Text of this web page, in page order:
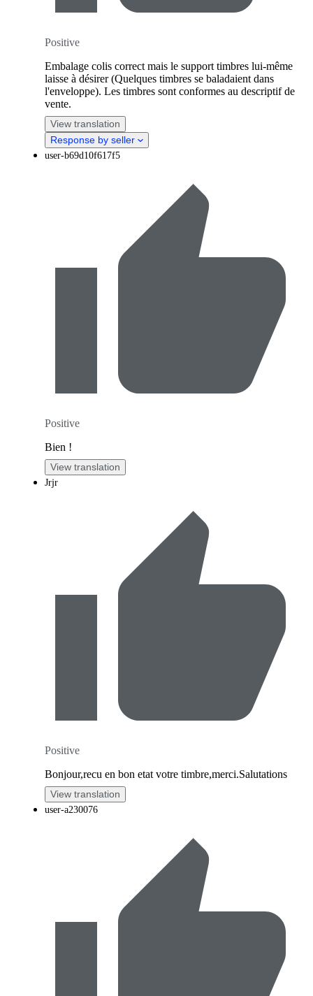
Positive
Embalage colis correct mais le support timbres lui-même
laisse à désirer (Quelques timbres se baladaient dans
l'enveloppe). Les timbres sont conformes au descriptif de
vente.
View translation
Response by seller
user-b69d10f617f5
Positive
Bien !
View translation
Jrjr
Positive
Bonjour,recu en bon etat votre timbre,merci.Salutations
View translation
user-a230076